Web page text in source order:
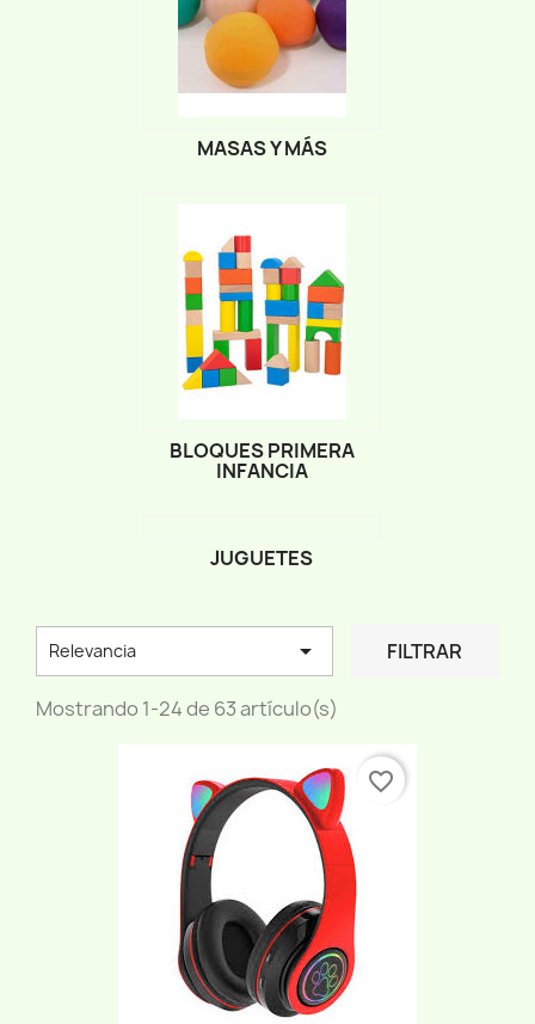
MASAS Y MÁS
BLOQUES PRIMERA
INFANCIA
JUGUETES
Relevancia  FILTRAR
Mostrando 1-24 de 63 artículo(s)
favorite_border